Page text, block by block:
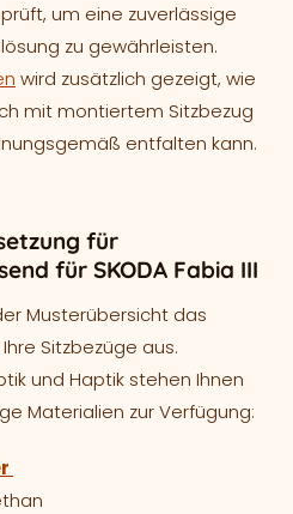
um eine zuverlässige
zu gewährleisten.
wird zusätzlich gezeigt, wie
mit montiertem Sitzbezug
entfalten kann.
für
für SKODA Fabia III
Musterübersicht das
Sitzbezüge aus.
und Haptik stehen Ihnen
Materialien zur Verfügung: